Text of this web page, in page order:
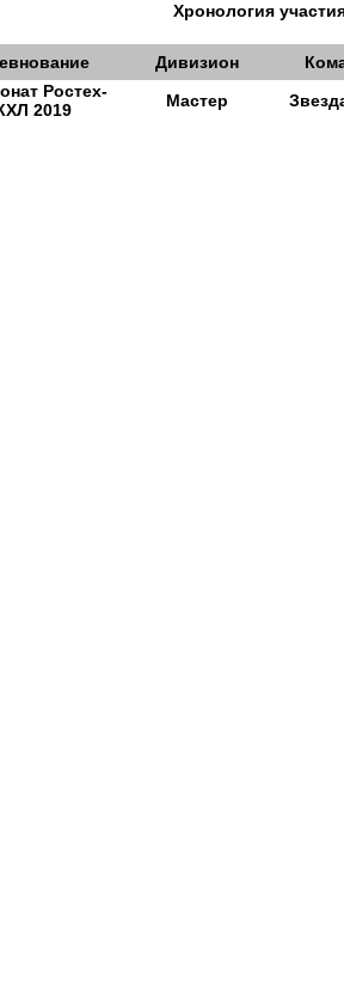
Хронология
Дивизион
Ростех-
2019
Мастер